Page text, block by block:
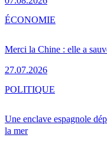
Merci la Chine : elle a
27.07.2026
ÉCONOMIE
Une enclave espagnole
la mer
POLITIQUE